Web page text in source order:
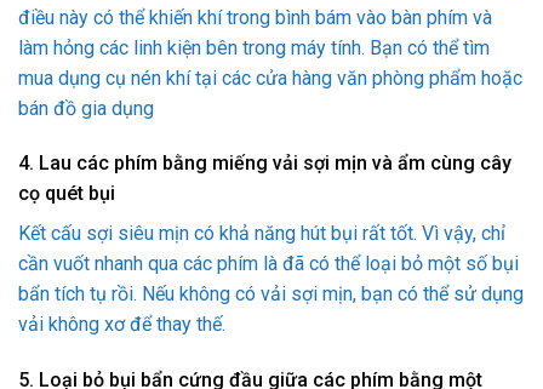
điều này có thể khiến khí trong bình bám vào bàn phím và
làm hỏng các linh kiện bên trong máy tính. Bạn có thể tìm
mua dụng cụ nén khí tại các cửa hàng văn phòng phẩm hoặc
bán đồ gia dụng
4. Lau các phím bằng miếng vải sợi mịn và ẩm cùng cây
cọ quét bụi
Kết cấu sợi siêu mịn có khả năng hút bụi rất tốt. Vì vậy, chỉ
cần vuốt nhanh qua các phím là đã có thể loại bỏ một số bụi
bẩn tích tụ rồi. Nếu không có vải sợi mịn, bạn có thể sử dụng
vải không xơ để thay thế.
5. Loại bỏ bụi bẩn cứng đầu giữa các phím bằng một